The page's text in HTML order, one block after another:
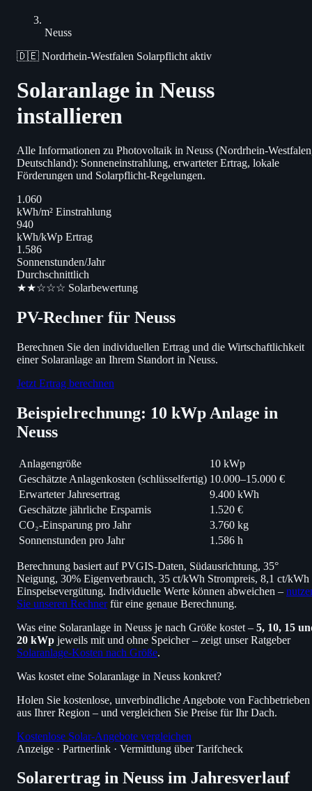
Neuss
🇩🇪 Nordrhein-Westfalen Solarpflicht aktiv
Solaranlage in Neuss
installieren
Alle Informationen zu Photovoltaik in Neuss (Nordrhein-
Deutschland): Sonneneinstrahlung, erwarteter Ertrag, lokale
Förderungen und Solarpflicht-Regelungen.
1.060
kWh/m² Einstrahlung
940
kWh/kWp Ertrag
1.586
Sonnenstunden/Jahr
Durchschnittlich
★★☆☆☆ Solarbewertung
PV-Rechner für Neuss
Berechnen Sie den individuellen Ertrag und die Wirtschaftlichkeit
einer Solaranlage an Ihrem Standort in Neuss.
Jetzt Ertrag berechnen
Beispielrechnung: 10 kWp Anlage in
Neuss
Anlagengröße
10 kWp
Geschätzte Anlagenkosten (schlüsselfertig) 10.000–15.000 €
Erwarteter Jahresertrag
9.400 kWh
Geschätzte jährliche Ersparnis
1.520 €
CO₂-Einsparung pro Jahr
3.760 kg
Sonnenstunden pro Jahr
1.586 h
Berechnung basiert auf PVGIS-Daten, Südausrichtung, 35°
Neigung, 30% Eigenverbrauch, 35 ct/kWh Strompreis, 8,1 ct/kWh
Einspeisevergütung. Individuelle Werte können abweichen –
Sie unseren Rechnerfür eine genaue Berechnung.
Was eine Solaranlage in Neuss je nach Größe kostet – 5, 10, 15
20 kWp jeweils mit und ohne Speicher – zeigt unser Ratgeber
Solaranlage-Kosten nach Größe.
Was kostet eine Solaranlage in Neuss konkret?
Holen Sie kostenlose, unverbindliche Angebote von Fachbetrieben
aus Ihrer Region – und vergleichen Sie Preise für Ihr Dach.
Kostenlose Solar-Angebote vergleichen
Anzeige · Partnerlink · Vermittlung über Tarifcheck
Solarertrag in Neuss im Jahresverlauf